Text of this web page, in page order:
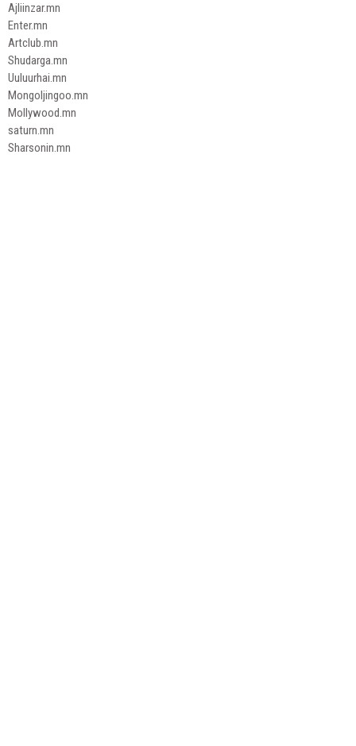
Ajliinzar.mn
Enter.mn
Artclub.mn
Shudarga.mn
Uuluurhai.mn
Mongoljingoo.mn
Mollywood.mn
saturn.mn
Sharsonin.mn